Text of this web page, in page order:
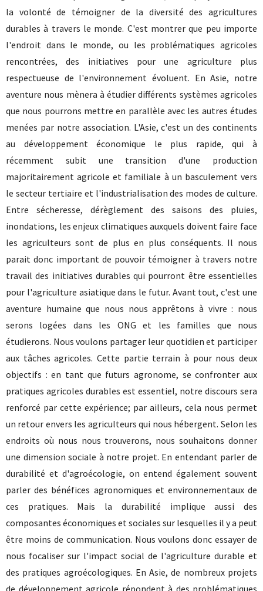
la volonté de témoigner de la diversité des agricultures
durables à travers le monde. C'est montrer que peu importe
l'endroit dans le monde, ou les problématiques agricoles
rencontrées, des initiatives pour une agriculture plus
respectueuse de l'environnement évoluent. En Asie, notre
aventure nous mènera à étudier différents systèmes agricoles
que nous pourrons mettre en parallèle avec les autres études
menées par notre association. L'Asie, c'est un des continents
au développement économique le plus rapide, qui à
récemment subit une transition d'une production
majoritairement agricole et familiale à un basculement vers
le secteur tertiaire et l'industrialisation des modes de culture.
Entre sécheresse, dérèglement des saisons des pluies,
inondations, les enjeux climatiques auxquels doivent faire face
les agriculteurs sont de plus en plus conséquents. Il nous
parait donc important de pouvoir témoigner à travers notre
travail des initiatives durables qui pourront être essentielles
pour l'agriculture asiatique dans le futur. Avant tout, c'est une
aventure humaine que nous nous apprêtons à vivre : nous
serons logées dans les ONG et les familles que nous
étudierons. Nous voulons partager leur quotidien et participer
aux tâches agricoles. Cette partie terrain à pour nous deux
objectifs : en tant que futurs agronome, se confronter aux
pratiques agricoles durables est essentiel, notre discours sera
renforcé par cette expérience; par ailleurs, cela nous permet
un retour envers les agriculteurs qui nous hébergent. Selon les
endroits où nous nous trouverons, nous souhaitons donner
une dimension sociale à notre projet. En entendant parler de
durabilité et d'agroécologie, on entend également souvent
parler des bénéfices agronomiques et environnementaux de
ces pratiques. Mais la durabilité implique aussi des
composantes économiques et sociales sur lesquelles il y a peut
être moins de communication. Nous voulons donc essayer de
nous focaliser sur l'impact social de l'agriculture durable et
des pratiques agroécologiques. En Asie, de nombreux projets